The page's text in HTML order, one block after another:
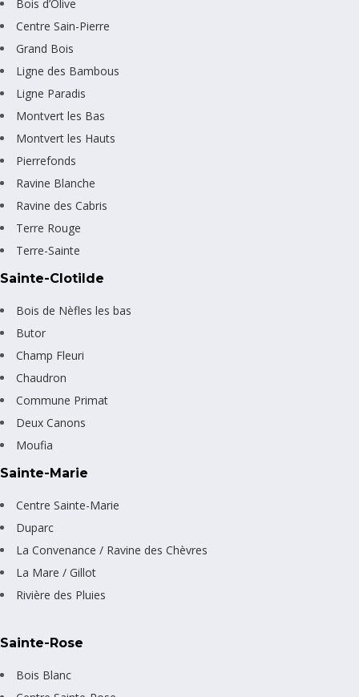
Bois d’Olive
Centre Sain-Pierre
Grand Bois
Ligne des Bambous
Ligne Paradis
Montvert les Bas
Montvert les Hauts
Pierrefonds
Ravine Blanche
Ravine des Cabris
Terre Rouge
Terre-Sainte
Sainte-Clotilde
Bois de Nèfles les bas
Butor
Champ Fleuri
Chaudron
Commune Primat
Deux Canons
Moufia
Sainte-Marie
Centre Sainte-Marie
Duparc
La Convenance / Ravine des Chèvres
La Mare / Gillot
Rivière des Pluies
Sainte-Rose
Bois Blanc